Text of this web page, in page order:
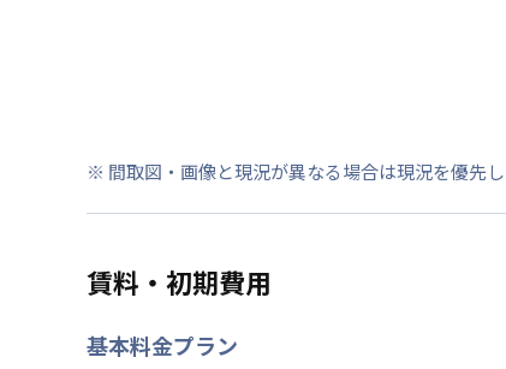
※ 間取図・画像と現況が異なる場合は現況を優先し
賃料・初期費用
基本料金プラン